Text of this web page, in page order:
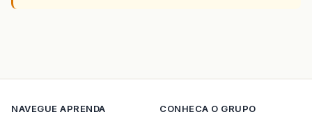
NAVEGUE APRENDA
CONHECA O GRUPO